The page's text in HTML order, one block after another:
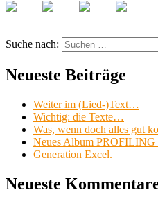
Suche nach:
Neueste Beiträge
Weiter im (Lied-)Text…
Wichtig: die Texte…
Was, wenn doch alles gut
Neues Album PROFILING
Generation Excel.
Neueste